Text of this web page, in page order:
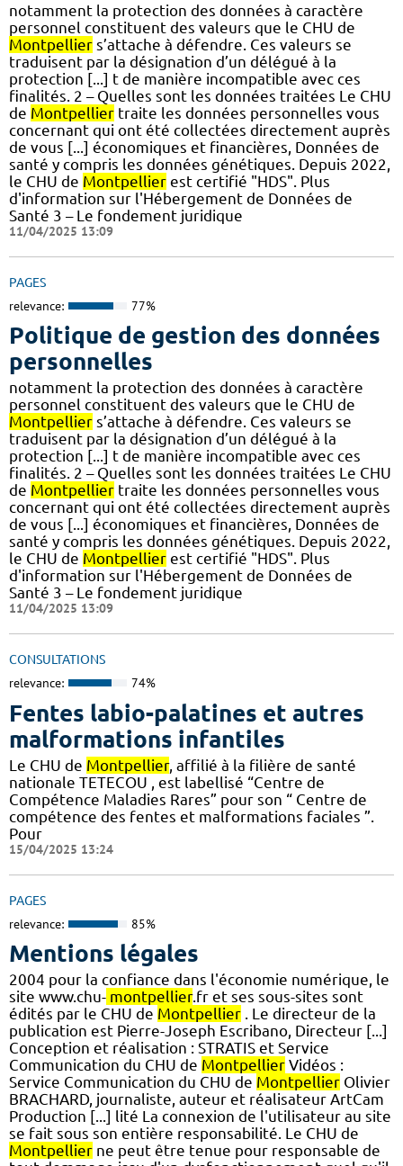
notamment la protection des données à caractère
personnel constituent des valeurs que le CHU de
Montpellier s’attache à défendre. Ces valeurs se
traduisent par la désignation d’un délégué à la
protection [...] t de manière incompatible avec ces
finalités. 2 – Quelles sont les données traitées Le CHU
de Montpellier traite les données personnelles vous
concernant qui ont été collectées directement auprès
de vous [...] économiques et financières, Données de
santé y compris les données génétiques. Depuis 2022,
le CHU de Montpellier est certifié "HDS". Plus
d'information sur l'Hébergement de Données de
Santé 3 – Le fondement juridique
11/04/2025 13:09
PAGES
relevance: 77%
Politique de gestion des données
personnelles
notamment la protection des données à caractère
personnel constituent des valeurs que le CHU de
Montpellier s’attache à défendre. Ces valeurs se
traduisent par la désignation d’un délégué à la
protection [...] t de manière incompatible avec ces
finalités. 2 – Quelles sont les données traitées Le CHU
de Montpellier traite les données personnelles vous
concernant qui ont été collectées directement auprès
de vous [...] économiques et financières, Données de
santé y compris les données génétiques. Depuis 2022,
le CHU de Montpellier est certifié "HDS". Plus
d'information sur l'Hébergement de Données de
Santé 3 – Le fondement juridique
11/04/2025 13:09
CONSULTATIONS
relevance: 74%
Fentes labio-palatines et autres
malformations infantiles
Le CHU de Montpellier, affilié à la filière de santé
nationale TETECOU , est labellisé “Centre de
Compétence Maladies Rares” pour son “ Centre de
compétence des fentes et malformations faciales ”.
Pour
15/04/2025 13:24
PAGES
relevance: 85%
Mentions légales
2004 pour la confiance dans l'économie numérique, le
site www.chu- montpellier.fr et ses sous-sites sont
édités par le CHU de Montpellier . Le directeur de la
publication est Pierre-Joseph Escribano, Directeur [...]
Conception et réalisation : STRATIS et Service
Communication du CHU de Montpellier Vidéos :
Service Communication du CHU de Montpellier Olivier
BRACHARD, journaliste, auteur et réalisateur ArtCam
Production [...] lité La connexion de l'utilisateur au site
se fait sous son entière responsabilité. Le CHU de
Montpellier ne peut être tenue pour responsable de